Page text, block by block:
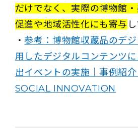
だけでなく、実際の博物館
促進や地域活性化にも寄与
・参考：博物館収蔵品のデ
用したデジタルコンテンツに
出イベントの実施｜事例紹
SOCIAL INNOVATION